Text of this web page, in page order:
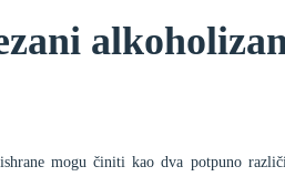
mogu činiti kao dva potpuno